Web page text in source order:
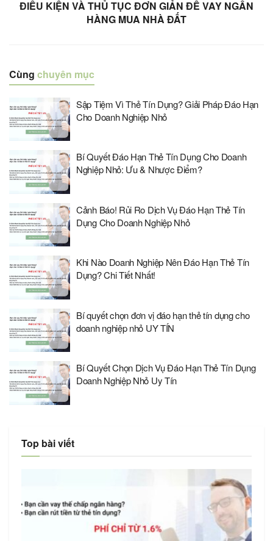
ĐIỀU KIỆN VÀ THỦ TỤC ĐƠN GIẢN ĐỂ VAY NGÂN
HÀNG MUA NHÀ ĐẤT
Cùng chuyên mục
Sập Tiệm Vì Thẻ Tín Dụng? Giải Pháp Đáo Hạn
Cho Doanh Nghiệp Nhỏ
Bí Quyết Đáo Hạn Thẻ Tín Dụng Cho Doanh
Nghiệp Nhỏ: Ưu & Nhược Điểm?
Cảnh Báo! Rủi Ro Dịch Vụ Đáo Hạn Thẻ Tín
Dụng Cho Doanh Nghiệp Nhỏ
Khi Nào Doanh Nghiệp Nên Đáo Hạn Thẻ Tín
Dụng? Chi Tiết Nhất!
Bí quyết chọn đơn vị đáo hạn thẻ tín dụng cho
doanh nghiệp nhỏ UY TÍN
Bí Quyết Chọn Dịch Vụ Đáo Hạn Thẻ Tín Dụng
Doanh Nghiệp Nhỏ Uy Tín
Top bài viết